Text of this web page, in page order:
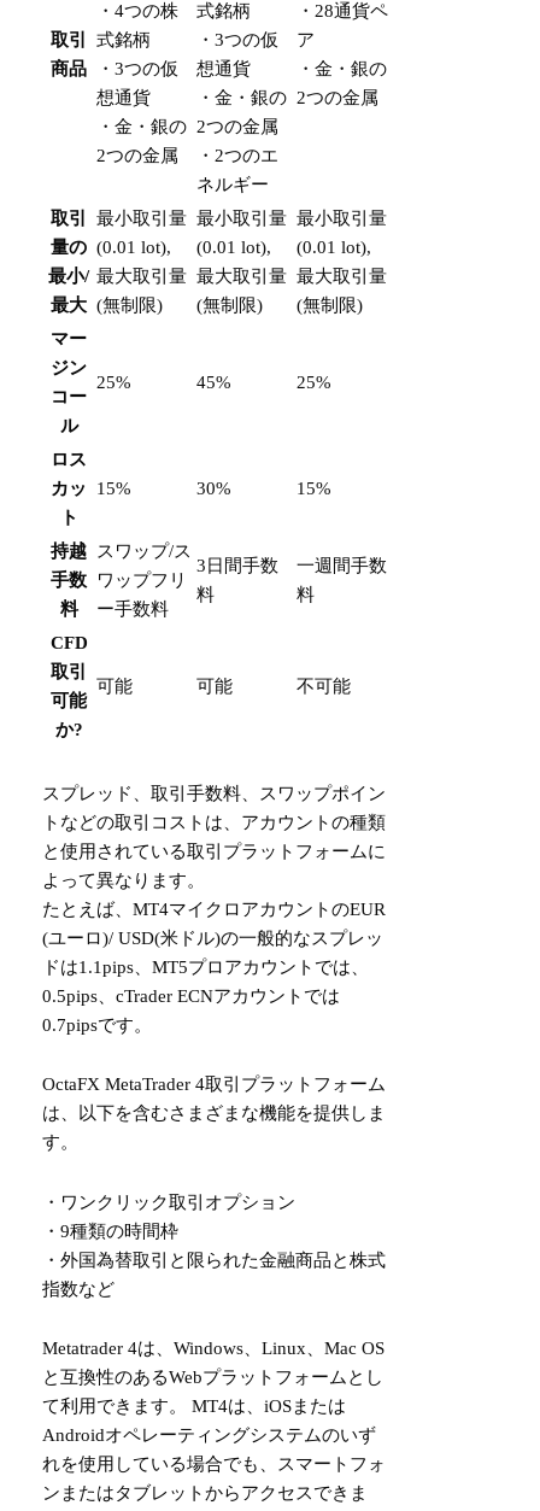
取引
商品
・4つの株
式銘柄
・3つの仮
想通貨
・金・銀の
2つの金属
式銘柄
・3つの仮
想通貨
・金・銀の
2つの金属
・2つのエ
ネルギー
・28通貨ペ
ア
・金・銀の
2つの金属
取引
量の
最小/
最大
最小取引量
(0.01 lot),
最大取引量
(無制限)
最小取引量
(0.01 lot),
最大取引量
(無制限)
最小取引量
(0.01 lot),
最大取引量
(無制限)
マー
ジン
コー
ル
25% 45% 25%
ロス
カッ
ト
15% 30% 15%
持越
手数
料
スワップ/ス
ワップフリ
ー手数料
3日間手数
料
一週間手数
料
CFD
取引
可能
か?
可能 可能 不可能
スプレッド、取引手数料、スワップポイン
トなどの取引コストは、アカウントの種類
と使用されている取引プラットフォームに
よって異なります。
たとえば、MT4マイクロアカウントのEUR
(ユーロ)/ USD(米ドル)の一般的なスプレッ
ドは1.1pips、MT5プロアカウントでは、
0.5pips、cTrader ECNアカウントでは
0.7pipsです。
OctaFX MetaTrader 4取引プラットフォーム
は、以下を含むさまざまな機能を提供しま
す。
・ワンクリック取引オプション
・9種類の時間枠
・外国為替取引と限られた金融商品と株式
指数など
Metatrader 4は、Windows、Linux、Mac OS
と互換性のあるWebプラットフォームとし
て利用できます。 MT4は、iOSまたは
Androidオペレーティングシステムのいず
れを使用している場合でも、スマートフォ
ンまたはタブレットからアクセスできま